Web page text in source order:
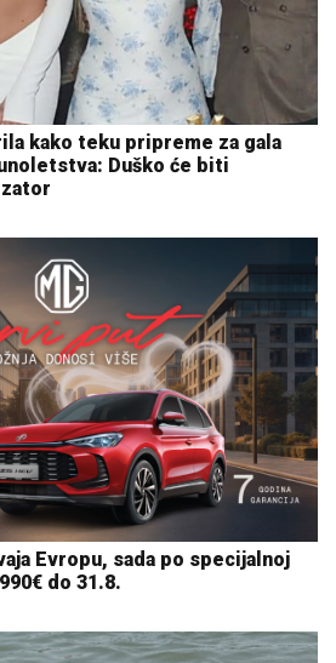
kako teku pripreme za gala
Duško će biti
Evropu, sada po specijalnoj
do 31.8.